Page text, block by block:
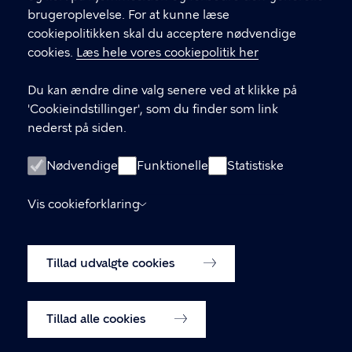
brugeroplevelse. For at kunne læse
cookiepolitikken skal du acceptere nødvendige
cookies. Læs hele vores cookiepolitik her
Du kan ændre dine valg senere ved at klikke på
'Cookieindstillinger', som du finder som link
nederst på siden.
Nødvendige Funktionelle Statistiske
Vis cookieforklaring
Tillad udvalgte cookies
Tillad alle cookies
GENVEJE
Digital Post
Databeskyttelse
Tilgængelighedserklæring
Om hjemmesiden
Cookiepolitik